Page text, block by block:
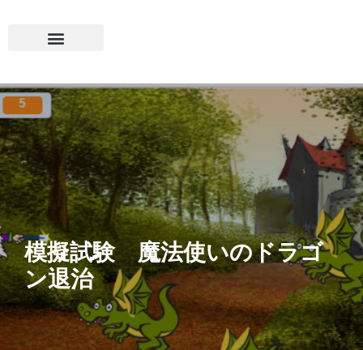
模擬試験 魔法使いのドラゴ
ン退治